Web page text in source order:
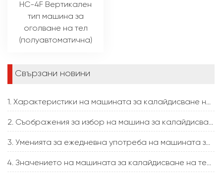
HC-4F Вертикален
тип машина за
оголване на тел
(полуавтоматична)
Свързани новини
1. Характеристики на машината за калайдисване на тел
2. Съображения за избор на машина за калайдисване на тел
3. Уменията за ежедневна употреба на машината за калайдисване на тел
4. Значението на машината за калайдисване на тел в електротехниката